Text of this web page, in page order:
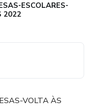
ESCOLARES-
2022
VOLTA ÀS